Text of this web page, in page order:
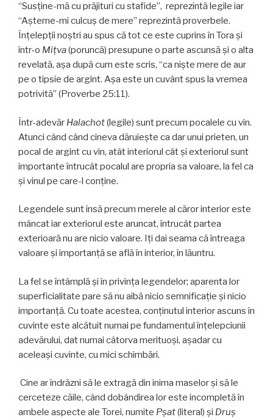
“Susţine-mă cu prăjituri cu stafide”, reprezintă legile iar
“Aşterne-mi culcuş de mere” reprezintă proverbele.
Înţelepţii noştri au spus că tot ce este cuprins în Tora şi
într-o Miţva(poruncă) presupune o parte ascunsă şi o alta
revelată, aşa după cum este scris, “ca nişte mere de aur
pe o tipsie de argint. Așa este un cuvânt spus la vremea
potrivită” (Proverbe 25:11).
Într-adevăr Halachot(legile) sunt precum pocalele cu vin.
Atunci când când cineva dăruieşte ca dar unui prieten, un
pocal de argint cu vin, atât interiorul cât şi exteriorul sunt
importante întrucât pocalul are propria sa valoare, la fel ca
şi vinul pe care-l conţine.
Legendele sunt însă precum merele al căror interior este
mâncat iar exteriorul este aruncat, întrucât partea
exterioară nu are nicio valoare. Iţi dai seama că întreaga
valoare şi importanţă se află în interior, în lăuntru.
La fel se întâmplă şi în privinţa legendelor; aparenta lor
superficialitate pare să nu aibă nicio semnificaţie şi nicio
importanţă. Cu toate acestea, conţinutul interior ascuns în
cuvinte este alcătuit numai pe fundamentul înţelepciunii
adevărului, dat numai câtorva merituoşi, aşadar cu
aceleaşi cuvinte, cu mici schimbări.
Cine ar îndrăzni să le extragă din inima maselor şi să le
cerceteze căile, când dobândirea lor este incompletă în
ambele aspecte ale Torei, numite Pşat(literal) şi Druş